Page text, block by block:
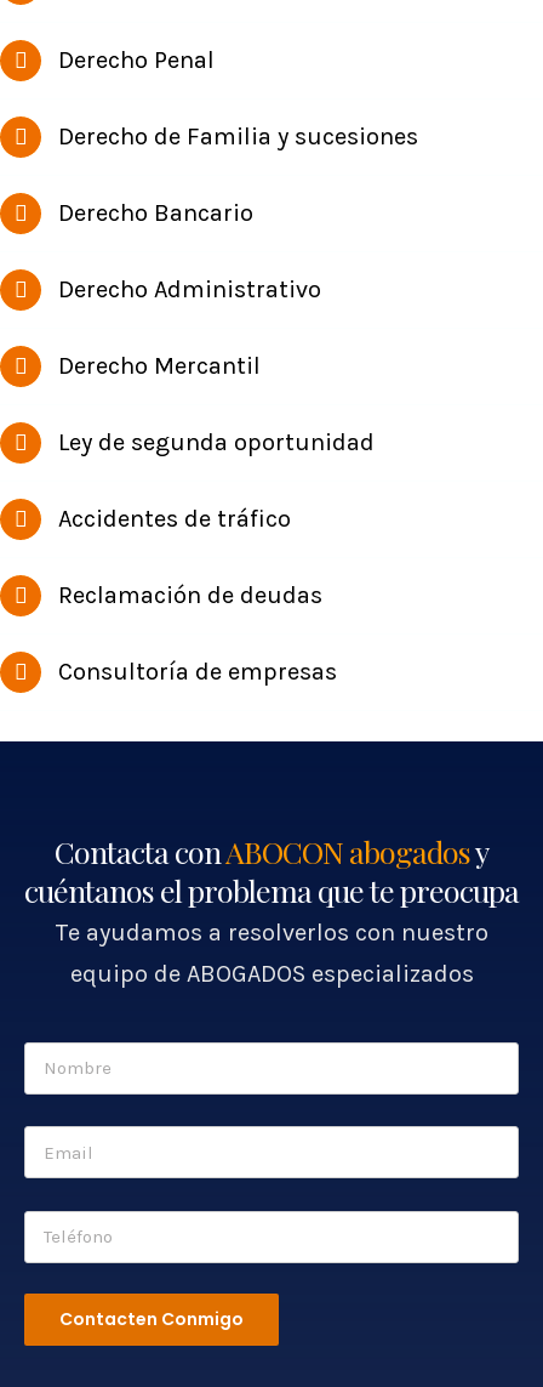
Derecho Penal
Derecho de Familia y sucesiones
Derecho Bancario
Derecho Administrativo
Derecho Mercantil
Ley de segunda oportunidad
Accidentes de tráfico
Reclamación de deudas
Consultoría de empresas
Contacta conABOCON abogadosy
cuéntanos el problema que te preocupa
Te ayudamos a resolverlos con nuestro
equipo de ABOGADOS especializados